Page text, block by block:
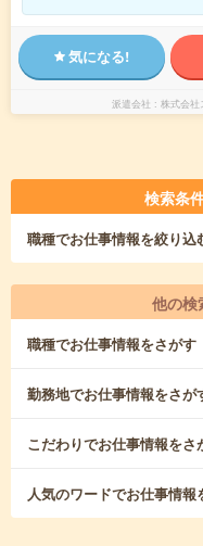
気になる!
派遣会社 株式会
検索条
職種でお仕事情報を絞り込
他の検
職種でお仕事情報をさがす
勤務地でお仕事情報をさが
こだわりでお仕事情報をさ
人気のワードでお仕事情報